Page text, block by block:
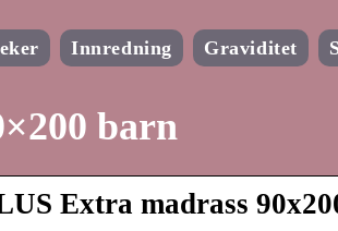
Innredning Graviditet
barn
Extra madrass